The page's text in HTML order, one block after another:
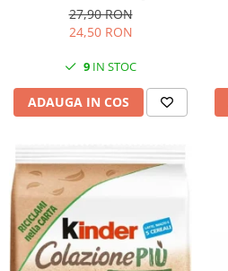
27,90 RON
24,50 RON
9 IN STOC
ADAUGA IN COS